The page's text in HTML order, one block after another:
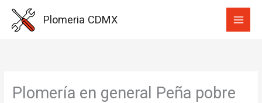
Plomeria CDMX
Plomería en general Peña pobre